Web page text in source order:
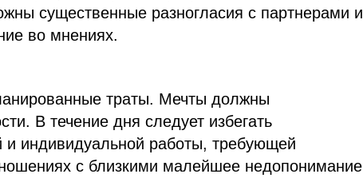
существенные разногласия с партнерами и
во мнениях.
траты. Мечты должны
В течение дня следует избегать
и индивидуальной работы, требующей
с близкими малейшее недопонимание